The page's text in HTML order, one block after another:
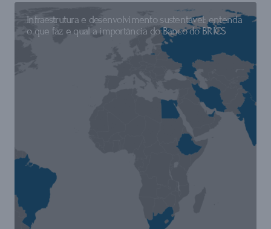
Infraestrutura e desenvolvimento sustentável: entenda
o que faz e qual a importância do Banco do BRICS